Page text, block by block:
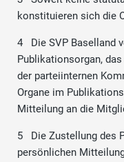
konstituieren sich die
4 Die SVP Baselland
Publikationsorgan,
der parteiinternen
Organe im
Mitteilung an die
5 Die Zustellung des
persönlichen